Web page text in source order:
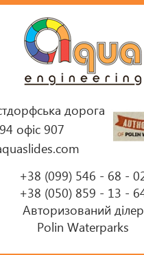
дорога
офіс 907
+38 (099) 546 - 68 -
+38 (050) 859 - 13 -
Авторизований ділер
Polin Waterparks